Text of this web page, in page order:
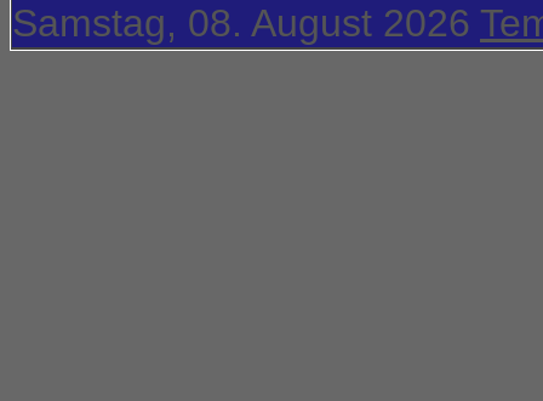
Samstag, 08. August 2026